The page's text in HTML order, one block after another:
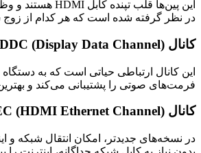
در نظر گرفته شده است که هر کدام از زوج
کانال DDC (Display Data Channel)
فرمت‌های صوتی را پشتیبانی می‌کند و
کانال HEC (HDMI Ethernet Channel)